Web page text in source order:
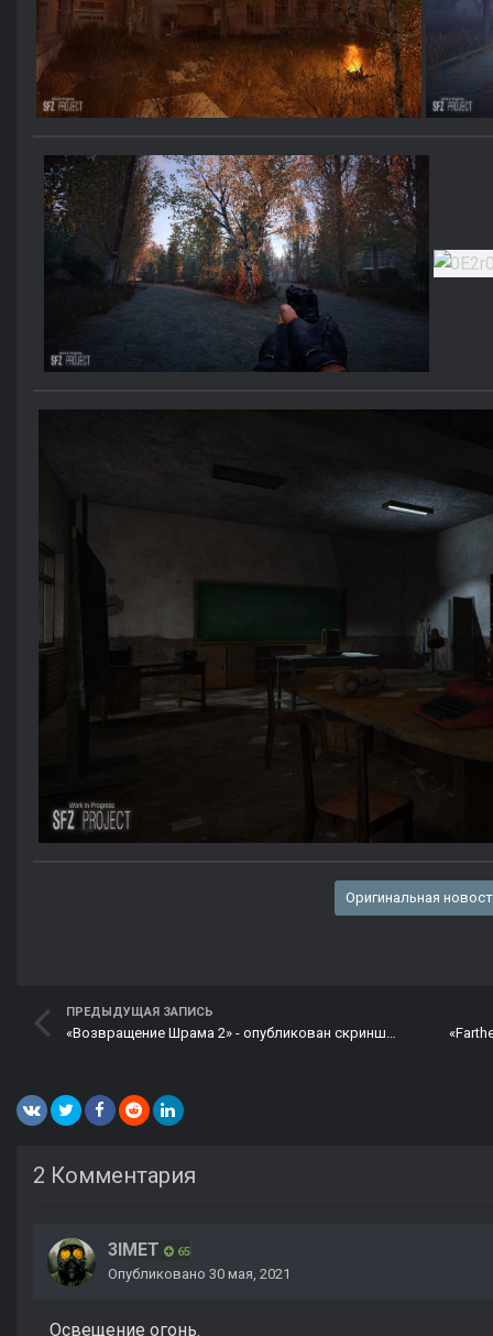
Оригинальная
ПРЕДЫДУЩАЯ ЗАПИСЬ
2 Комментария
3IMET 65
Опубликовано 30 мая, 2021
Освещение огонь.